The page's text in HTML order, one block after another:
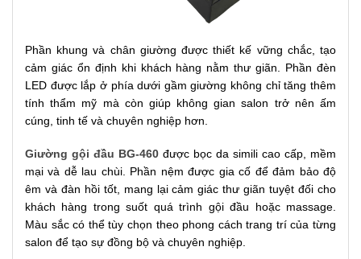
Phần khung và chân giường được thiết kế vững chắc, tạo
cảm giác ổn định khi khách hàng nằm thư giãn. Phần đèn
LED được lắp ở phía dưới gầm giường không chỉ tăng thêm
tính thẩm mỹ mà còn giúp không gian salon trở nên ấm
cúng, tinh tế và chuyên nghiệp hơn.
Giường gội đầu BG-460 được bọc da simili cao cấp, mềm
mại và dễ lau chùi. Phần nệm được gia cố để đảm bảo độ
êm và đàn hồi tốt, mang lại cảm giác thư giãn tuyệt đối cho
khách hàng trong suốt quá trình gội đầu hoặc massage.
Màu sắc có thể tùy chọn theo phong cách trang trí của từng
salon để tạo sự đồng bộ và chuyên nghiệp.